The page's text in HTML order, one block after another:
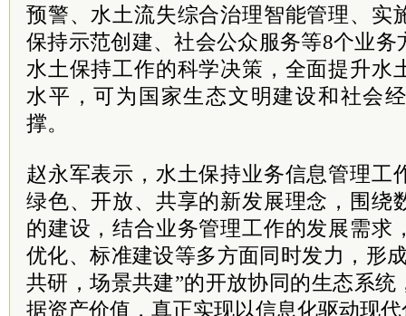
预警、水土流失综合治理智能管理、实
保持示范创建、社会公众服务等8个业
水土保持工作的科学决策，全面提升水
水平，可为国家生态文明建设和社会
撑。
赵永军表示，水土保持业务信息管理工
绿色、开放、共享的新发展理念，围绕
的建设，结合业务管理工作的发展需求
优化、标准建设等多方面同时发力，形
共研，场景共建”的开放协同的生态系
据资产价值，真正实现以信息化驱动现